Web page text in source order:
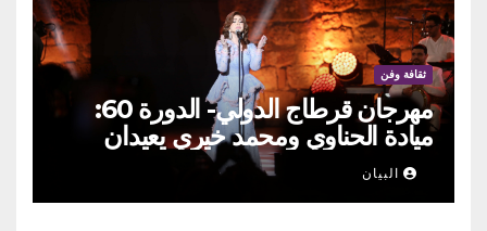
ثقافة وفن
مهرجان قرطاج الدولي- الدورة 60:
ميادة الحناوي ومحمد خيري يعيدان
الطرب السوري إلى ركح قرطاج
البيان